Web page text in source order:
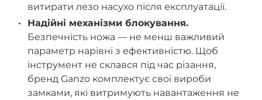
витирати лезо насухо після експлуатації.
Надійні механізми блокування.
Безпечність ножа — не менш важливий
параметр нарівні з ефективністю. Щоб
інструмент не склався під час різання,
бренд Ganzo комплектує свої вироби
замками, які витримують навантаження не